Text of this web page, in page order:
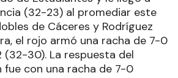
(32-23) al promediar este
de Cáceres y Rodríguez
el rojo armó una racha de 7-0
(32-30). La respuesta del
con una racha de 7-0